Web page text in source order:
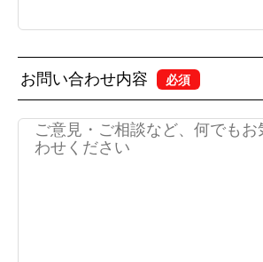
お問い合わせ内容 必須